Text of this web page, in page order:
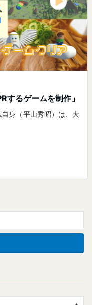
するゲームを制作」
身（平山秀昭）は、大